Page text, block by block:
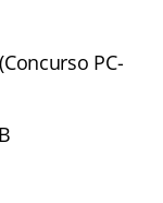
PC-